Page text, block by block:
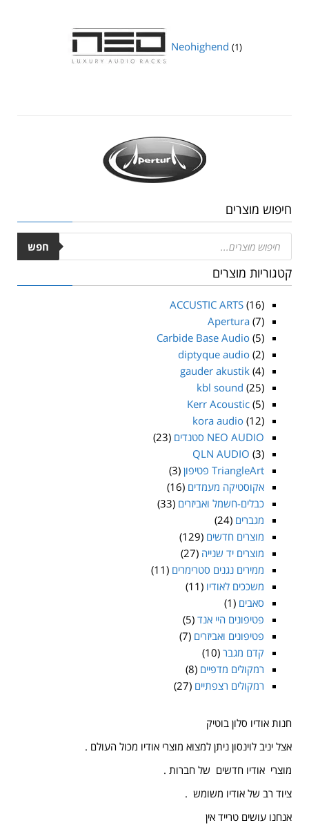
Neohighend (1)
חיפוש מוצרים
חפש
קטגוריות מוצרים
ACCUSTIC ARTS (16)
Apertura (7)
Carbide Base Audio (5)
diptyque audio (2)
gauder akustik (4)
kbl sound (25)
Kerr Acoustic (5)
kora audio (12)
NEO AUDIO סטנדים
(23)
QLN AUDIO (3)
TriangleArt פטיפון
(3)
אקוסטיקה מעמדים (16)
כבלים-חשמל ואביזרים (33)
מגברים (24)
מוצרים חדשים (129)
מוצרים יד שנייה (27)
ממירים נגנים סטרימרים (11)
משככים לאודיו (11)
סאבים (1)
פטיפונים היי אנד (5)
פטיפונים ואביזרים (7)
קדם מגבר (10)
רמקולים מדפיים (8)
רמקולים רצפתיים (27)
חנות אודיו סלון בוטיק
אצל יניב לוינסון ניתן למצוא מוצרי אודיו מכול העולם .
מוצרי אודיו חדשים של חברות .
ציוד רב של אודיו משומש .
אנחנו עושים טרייד אין